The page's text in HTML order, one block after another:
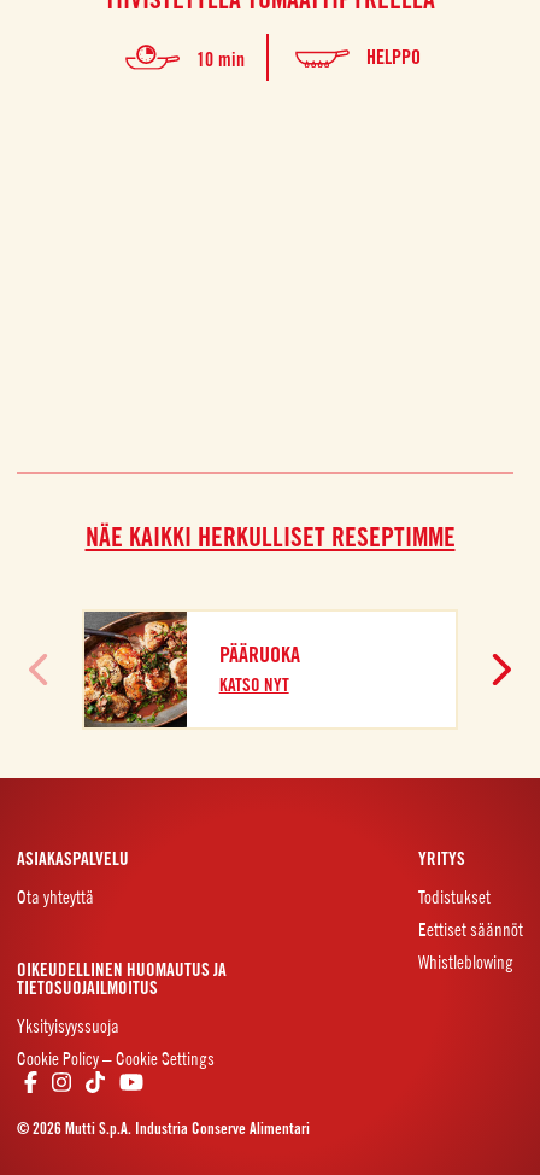
10 min HELPPO
NÄE KAIKKI HERKULLISET RESEPTIMME
PÄÄRUOKA
KATSO NYT
ASIAKASPALVELU
Ota yhteyttä
YRITYS
Todistukset
Eettiset säännöt
Whistleblowing
OIKEUDELLINEN HUOMAUTUS JA
TIETOSUOJAILMOITUS
Yksityisyyssuoja
Cookie Policy – Cookie Settings
© 2026 Mutti S.p.A. Industria Conserve Alimentari